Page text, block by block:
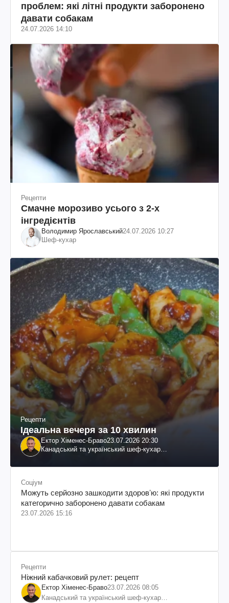
проблем: які літні продукти заборонено
давати собакам
24.07.2026 14:10
Рецепти
Смачне морозиво усього з 2-х
інгредієнтів
Володимир Ярославський24.07.2026 10:27
Шеф-кухар
Рецепти
Ідеальна вечеря за 10 хвилин
Ектор Хіменес-Браво23.07.2026 20:30
Канадський та український шеф-кухар
Соціум
Можуть серйозно зашкодити здоровʼю: які продукти
категорично заборонено давати собакам
23.07.2026 15:16
Рецепти
Ніжний кабачковий рулет: рецепт
Ектор Хіменес-Браво23.07.2026 08:05
Канадський та український шеф-кухар